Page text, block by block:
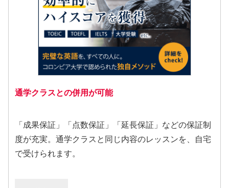
通学クラスとの併用が可能
「成果保証」「点数保証」「延長保証」などの保証制
度が充実。通学クラスと同じ内容のレッスンを、自宅
で受けられます。